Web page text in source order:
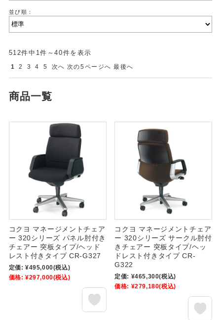
並び順：
512件中1件～40件を表示
1 2 3 4 5 次へ 次の5ページへ 最後へ
商品一覧
コクヨ マネージメントチェア
ー 320シリーズ パネル肘付き
チェアー 突板タイプ/ヘッド
レスト付きタイプ CR-G327
定価: ¥495,000(税込)
価格: ¥297,000(税込)
コクヨ マネージメントチェア
ー 320シリーズ サークル肘付
きチェアー 突板タイプ/ヘッ
ドレスト付きタイプ CR-
G322
定価: ¥465,300(税込)
価格: ¥279,180(税込)